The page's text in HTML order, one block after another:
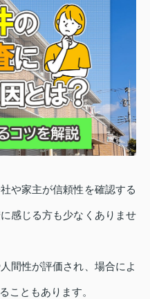
や家主が信頼性を確認する
感じる方も少なくありませ
間性が評価され、場合によ
こともあります。